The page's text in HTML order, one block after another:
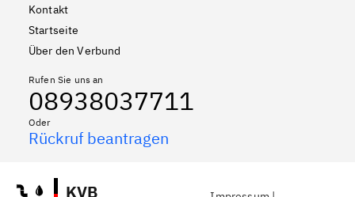
Kontakt
Startseite
Über den Verbund
Rufen Sie uns an
08938037711
Oder
Rückruf beantragen
KVB